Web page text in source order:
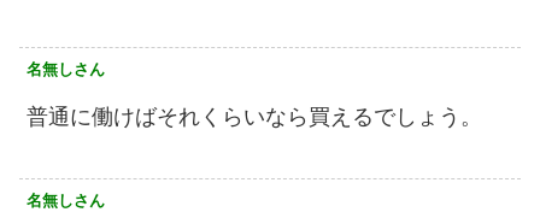
名無しさん
普通に働けばそれくらいなら買えるでしょう。
名無しさん